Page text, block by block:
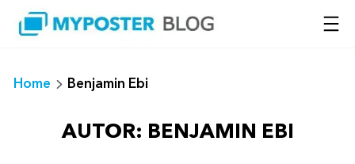
contenido
Home Benjamin Ebi
AUTOR: BENJAMIN EBI